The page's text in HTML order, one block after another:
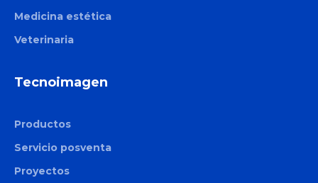
Medicina estética
Veterinaria
Tecnoimagen
Productos
Servicio posventa
Proyectos